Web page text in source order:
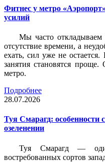
Фитнес у метро
усилий
Мы часто
отсутствие времени, а
ехать, сил уже не
занятия становятся
метро.
Подробнее
28.07.2026
Туя Смарагд: особенности
озеленении
Туя Смарагд —
востребованных сортов